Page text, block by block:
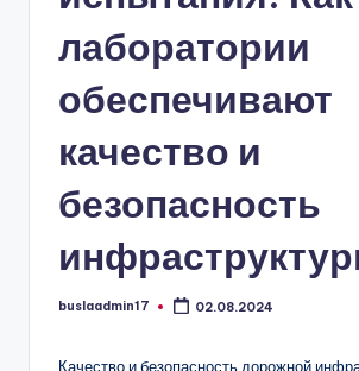
лаборатории
обеспечивают
качество и
безопасность
Запись
buslaadmin17 02.08.2024
Качество и безопасность дорожной